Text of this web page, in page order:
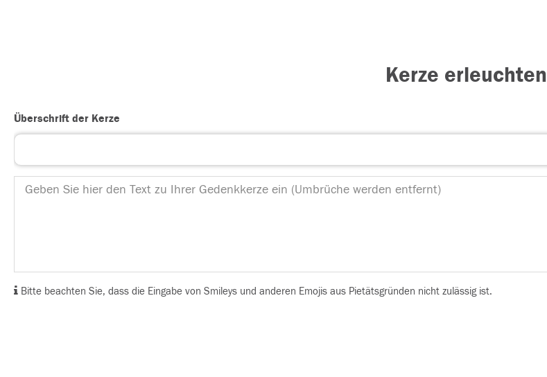
Kerze erleuchten
Überschrift der Kerze
Bitte beachten Sie, dass die Eingabe von Smileys und anderen Emojis aus Pietätsgründen nicht zulässig ist.